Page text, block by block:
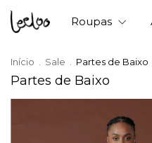
Roupas
Início Sale Partes de Baixo
Partes de Baixo